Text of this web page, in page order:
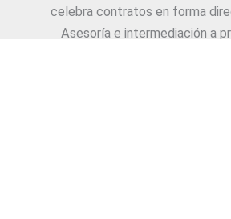
celebra contratos en forma
Asesoría e intermediación a